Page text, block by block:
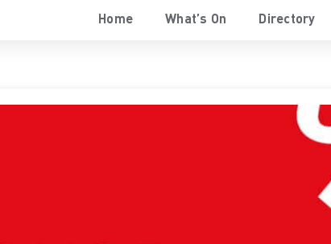
Home What’s On Directory